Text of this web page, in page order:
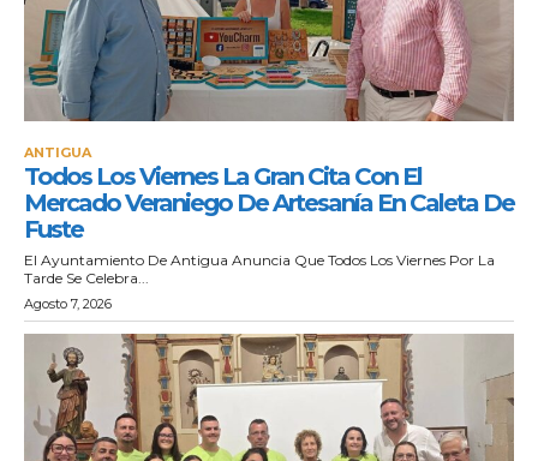
ANTIGUA
Todos Los Viernes La Gran Cita Con El
Mercado Veraniego De Artesanía En Caleta De
Fuste
El Ayuntamiento De Antigua Anuncia Que Todos Los Viernes Por La
Tarde Se Celebra...
Agosto 7, 2026